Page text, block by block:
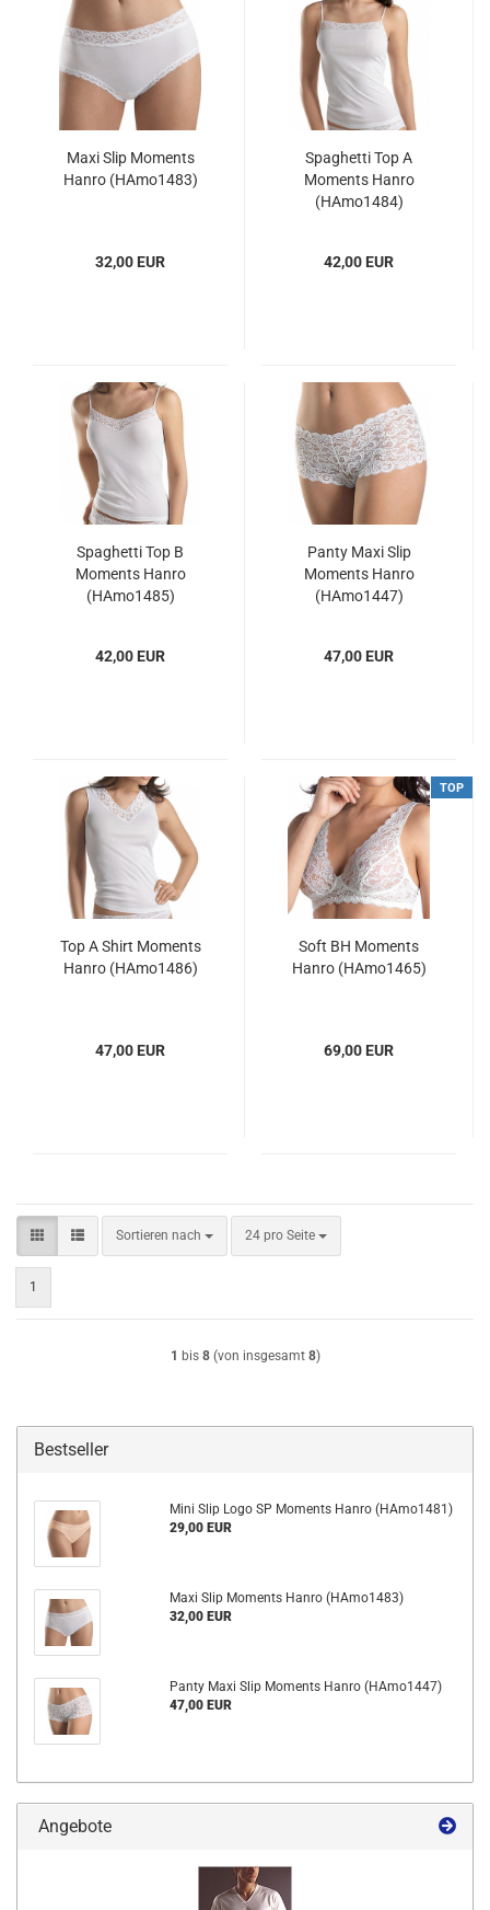
Maxi Slip Moments
Hanro (HAmo1483)
32,00 EUR
Spaghetti Top A
Moments Hanro
(HAmo1484)
42,00 EUR
Spaghetti Top B
Moments Hanro
(HAmo1485)
42,00 EUR
Panty Maxi Slip
Moments Hanro
(HAmo1447)
47,00 EUR
Top A Shirt Moments
Hanro (HAmo1486)
47,00 EUR
TOP
Soft BH Moments
Hanro (HAmo1465)
69,00 EUR
Sortieren nach
Sortieren nach 24 pro Seite
pro Seite
1
1 bis 8(von insgesamt 8)
Bestseller
Mini Slip Logo SP Moments Hanro (HAmo1481)
29,00 EUR
Maxi Slip Moments Hanro (HAmo1483)
32,00 EUR
Panty Maxi Slip Moments Hanro (HAmo1447)
47,00 EUR
Angebote